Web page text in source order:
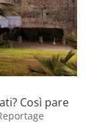
Così pare